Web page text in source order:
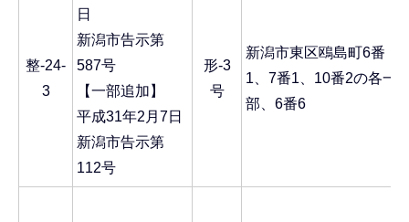
整-24-
3
日
新潟市告示第
587号
【一部追加】
平成31年2月7日
新潟市告示第
112号
形-3
号
新潟市東区鴎島町6番
1、7番1、10番2の各一
部、6番6